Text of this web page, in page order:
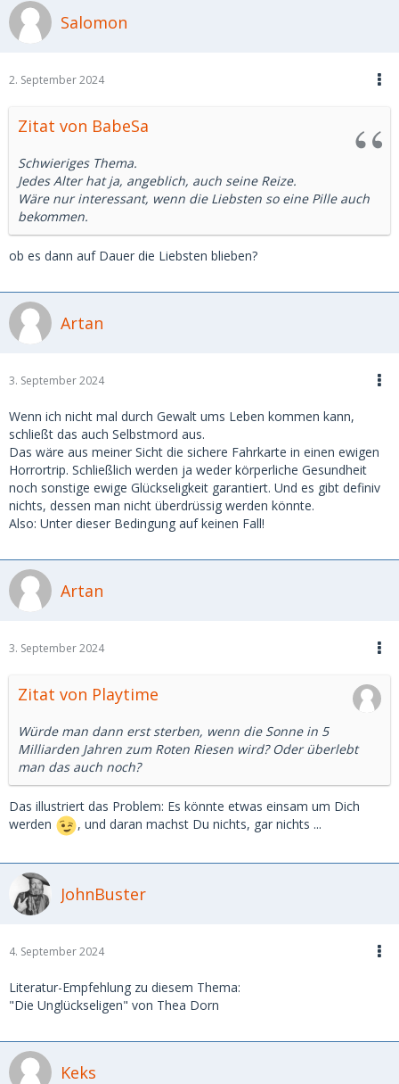
Salomon
2. September 2024
Zitat von BabeSa
Schwieriges Thema.
Jedes Alter hat ja, angeblich, auch seine Reize.
Wäre nur interessant, wenn die Liebsten so eine Pille auch
bekommen.
ob es dann auf Dauer die Liebsten blieben?
Artan
3. September 2024
Wenn ich nicht mal durch Gewalt ums Leben kommen kann,
schließt das auch Selbstmord aus.
Das wäre aus meiner Sicht die sichere Fahrkarte in einen ewigen
Horrortrip. Schließlich werden ja weder körperliche Gesundheit
noch sonstige ewige Glückseligkeit garantiert. Und es gibt definiv
nichts, dessen man nicht überdrüssig werden könnte.
Also: Unter dieser Bedingung auf keinen Fall!
Artan
3. September 2024
Zitat von Playtime
Würde man dann erst sterben, wenn die Sonne in 5
Milliarden Jahren zum Roten Riesen wird? Oder überlebt
man das auch noch?
Das illustriert das Problem: Es könnte etwas einsam um Dich
werden
, und daran machst Du nichts, gar nichts ...
JohnBuster
4. September 2024
Literatur-Empfehlung zu diesem Thema:
"Die Unglückseligen" von Thea Dorn
Keks